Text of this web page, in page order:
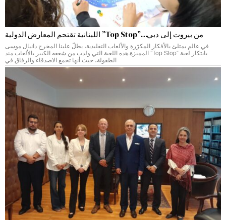
من بيروت إلى دبي…”Top Stop” اللبنانية تقتحم المعارض الدولية
في عالم يمتلئ بالأفكار المكرّرة والألعاب التقليدية، يطلّ علينا المخرج دانيال موسى
بابتكار لعبة “Top Stop” المميزة.هذه اللعبة التي ولدت من شغفه الكبير بالألعاب منذ
الطفولة، حيث أنها تجمع الاصدقاء والرفاق في